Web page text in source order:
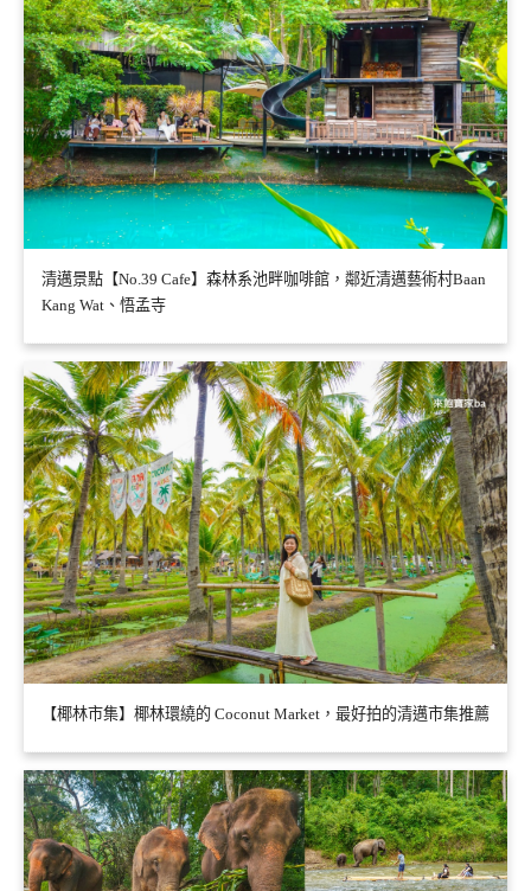
清邁景點【No.39 Cafe】森林系池畔咖啡館，鄰近清邁藝術村Baan
Kang Wat、悟孟寺
【椰林市集】椰林環繞的 Coconut Market，最好拍的清邁市集推薦